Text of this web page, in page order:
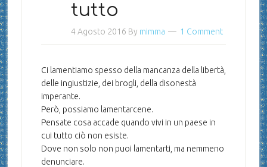
tutto
4 Agosto 2016 By mimma 1 Comment
Ci lamentiamo spesso della mancanza della libertà,
delle ingiustizie, dei brogli, della disonestà
imperante.
Però, possiamo lamentarcene.
Pensate cosa accade quando vivi in un paese in
cui tutto ciò non esiste.
Dove non solo non puoi lamentarti, ma nemmeno
denunciare.